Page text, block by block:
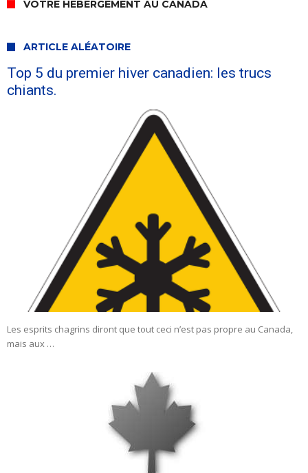
VOTRE HÉBERGEMENT AU CANADA
ARTICLE ALÉATOIRE
Top 5 du premier hiver canadien: les trucs
chiants.
Les esprits chagrins diront que tout ceci n’est pas propre au Canada,
mais aux …